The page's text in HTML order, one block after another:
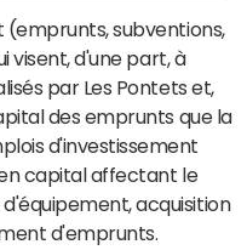
(emprunts, subventions,
visent, d'une part, à
par Les Pontets et,
des emprunts que la
d'investissement
capital affectant le
acquisition
d'emprunts.